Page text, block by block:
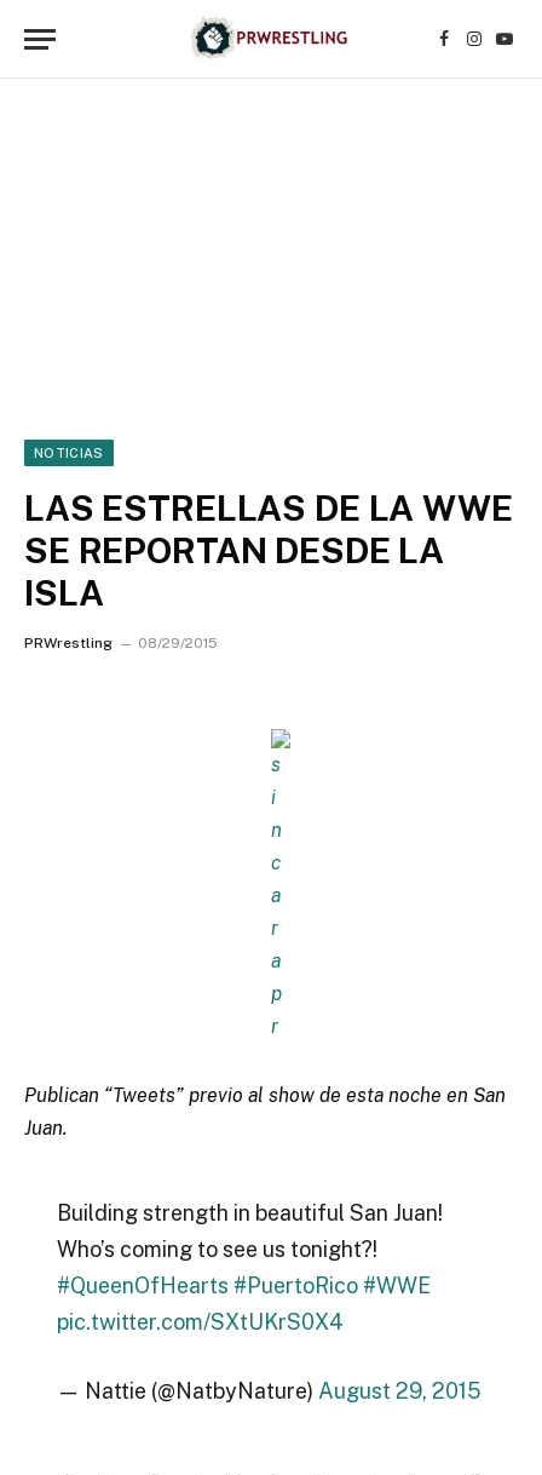
Facebook
NOTICIAS
LAS ESTRELLAS DE LA WWE
SE REPORTAN DESDE LA
ISLA
PRWrestling 08/29/2015
Publican “Tweets” previo al show de esta noche en San
Juan.
Building strength in beautiful San Juan!
Who’s coming to see us tonight?!
#QueenOfHearts #PuertoRico #WWE
pic.twitter.com/SXtUKrS0X4
— Nattie (@NatbyNature) August 29, 2015